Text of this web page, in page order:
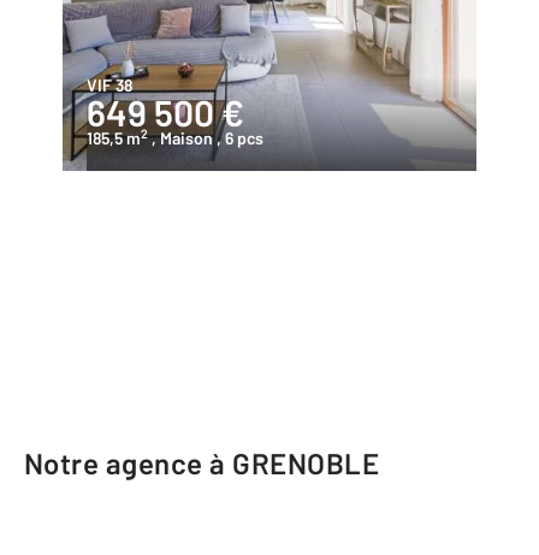
VIF 38
649 500 €
185,5 m2 , Maison, 6 pcs
Notre agence à GRENOBLE